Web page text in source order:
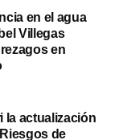
en el agua
Villegas
en
la actualización
de